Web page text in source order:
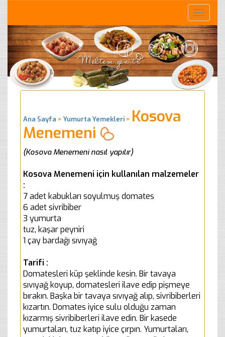
Toggle
Ana Sayfa > Yumurta Yemekleri > Kosova
Menemeni
(Kosova Menemeni nasıl yapılır)
Kosova Menemeni için kullanılan malzemeler
:
7 adet kabukları soyulmuş domates
6 adet sivribiber
3 yumurta
tuz, kaşar peyniri
1 çay bardağı sıvıyağ
Tarifi :
Domatesleri küp şeklinde kesin. Bir tavaya
sıvıyağ koyup, domatesleri ilave edip pişmeye
bırakın. Başka bir tavaya sıvıyağ alıp, sivribiberleri
kızartın. Domates iyice sulu olduğu zaman
kızarmış sivribiberleri ilave edin. Bir kasede
yumurtaları, tuz katıp iyice çırpın. Yumurtaları,